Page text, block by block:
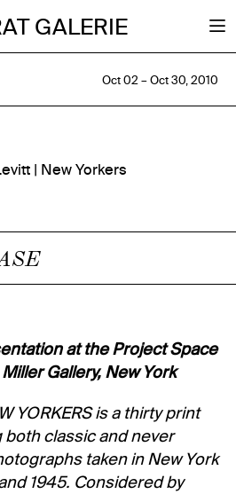
GALERIE
Oct 02 – Oct 30, 2010
| New Yorkers
at the Project Space
Gallery, New York
YORKERS is a thirty print
classic and never
taken in New York
1945. Considered by